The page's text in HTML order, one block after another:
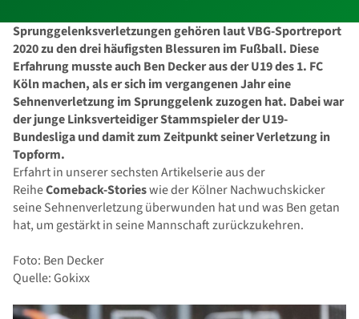
Sprunggelenksverletzungen gehören laut VBG-Sportreport
2020 zu den drei häufigsten Blessuren im Fußball. Diese
Erfahrung musste auch Ben Decker aus der U19 des 1. FC
Köln machen, als er sich im vergangenen Jahr eine
Sehnenverletzung im Sprunggelenk zuzogen hat. Dabei war
der junge Linksverteidiger Stammspieler der U19-
Bundesliga und damit zum Zeitpunkt seiner Verletzung in
Topform.
Erfahrt in unserer sechsten Artikelserie aus der
ReiheComeback-Storieswie der Kölner Nachwuchskicker
seine Sehnenverletzung überwunden hat und was Ben getan
hat, um gestärkt in seine Mannschaft zurückzukehren.
Foto: Ben Decker
Quelle: Gokixx